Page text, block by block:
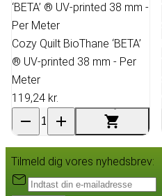
Cozy Quilt BioThane ‘BETA’
® UV-printed 38 mm - Per
Meter
119,24 kr.
Tilmeld dig vores nyhedsbrev: